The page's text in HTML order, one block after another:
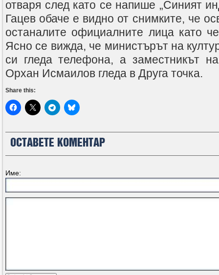
отваря след като се напише „Синият
Гацев обаче е видно от снимките, че
останалите официалните лица като
Ясно се вижда, че министърът на
си гледа телефона, а заместникът
Орхан Исмаилов гледа в Друга точка.
Share this:
ОСТАВЕТЕ КОМЕНТАР
Име: